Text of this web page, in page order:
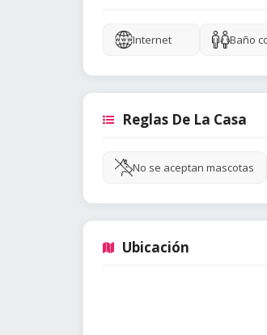
Internet Baño
Reglas De La Casa
No se aceptan mascotas
Ubicación